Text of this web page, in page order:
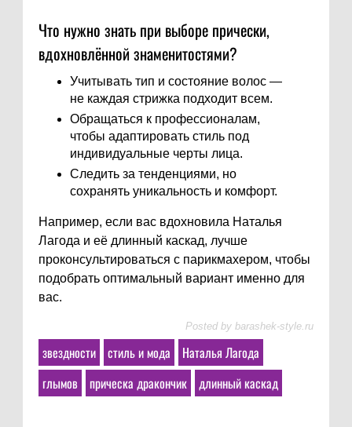
Что нужно знать при выборе прически,
вдохновлённой знаменитостями?
Учитывать тип и состояние волос —
не каждая стрижка подходит всем.
Обращаться к профессионалам,
чтобы адаптировать стиль под
индивидуальные черты лица.
Следить за тенденциями, но
сохранять уникальность и комфорт.
Например, если вас вдохновила Наталья
Лагода и её длинный каскад, лучше
проконсультироваться с парикмахером, чтобы
подобрать оптимальный вариант именно для
вас.
Posted by barashek-style.ru
звездности стиль и мода
Наталья Лагода
глымов
прическа дракончик длинный каскад